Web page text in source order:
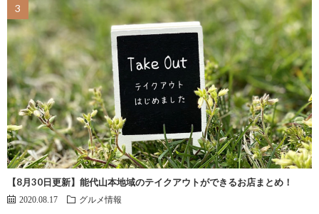
【8月30日更新】能代山本地域のテイクアウトができるお店まとめ！
2020.08.17 グルメ情報